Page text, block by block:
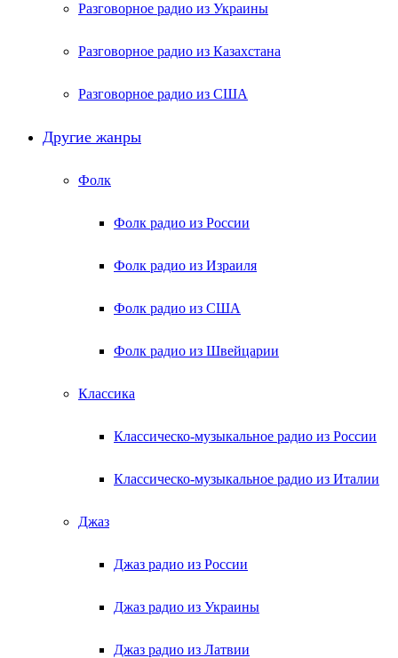
Разговорное радио из Украины
Разговорное радио из Казахстана
Разговорное радио из США
Другие жанры
Фолк
Фолк радио из России
Фолк радио из Израиля
Фолк радио из США
Фолк радио из Швейцарии
Классика
Классическо-музыкальное радио из России
Классическо-музыкальное радио из Италии
Джаз
Джаз радио из России
Джаз радио из Украины
Джаз радио из Латвии